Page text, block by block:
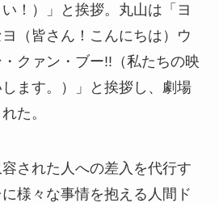
！）」と挨拶。丸山は「ヨ
（皆さん！こんにちは）ウ
クァン・ブー!!（私たちの映
ます。）」と挨拶し、劇場
た。
された人への差入を代行す
様々な事情を抱える人間ド